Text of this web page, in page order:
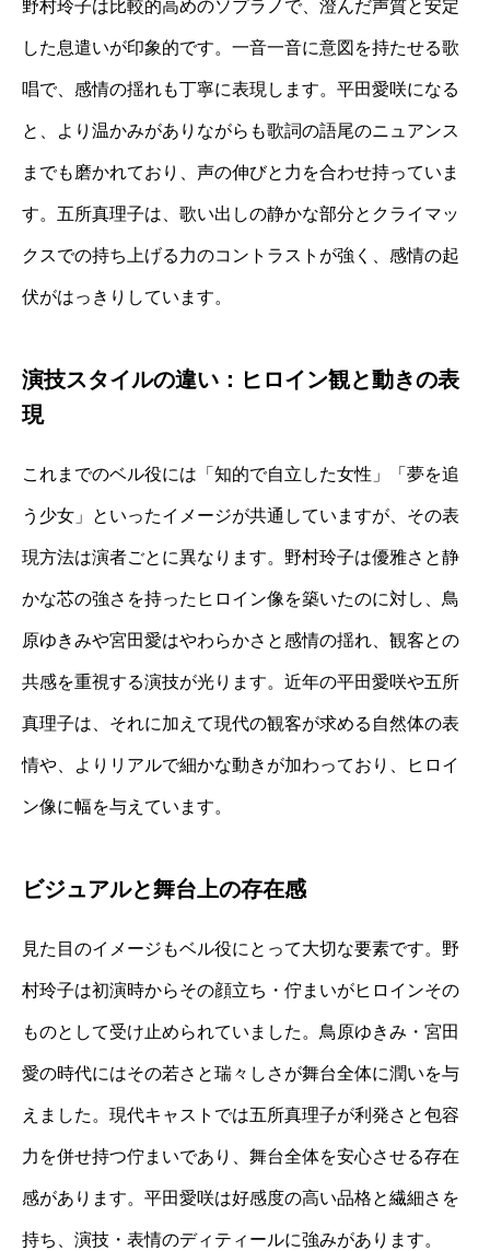
野村玲子は比較的高めのソプラノで、澄んだ声質と安定
した息遣いが印象的です。一音一音に意図を持たせる歌
唱で、感情の揺れも丁寧に表現します。平田愛咲になる
と、より温かみがありながらも歌詞の語尾のニュアンス
までも磨かれており、声の伸びと力を合わせ持っていま
す。五所真理子は、歌い出しの静かな部分とクライマッ
クスでの持ち上げる力のコントラストが強く、感情の起
伏がはっきりしています。
演技スタイルの違い：ヒロイン観と動きの表
現
これまでのベル役には「知的で自立した女性」「夢を追
う少女」といったイメージが共通していますが、その表
現方法は演者ごとに異なります。野村玲子は優雅さと静
かな芯の強さを持ったヒロイン像を築いたのに対し、鳥
原ゆきみや宮田愛はやわらかさと感情の揺れ、観客との
共感を重視する演技が光ります。近年の平田愛咲や五所
真理子は、それに加えて現代の観客が求める自然体の表
情や、よりリアルで細かな動きが加わっており、ヒロイ
ン像に幅を与えています。
ビジュアルと舞台上の存在感
見た目のイメージもベル役にとって大切な要素です。野
村玲子は初演時からその顔立ち・佇まいがヒロインその
ものとして受け止められていました。鳥原ゆきみ・宮田
愛の時代にはその若さと瑞々しさが舞台全体に潤いを与
えました。現代キャストでは五所真理子が利発さと包容
力を併せ持つ佇まいであり、舞台全体を安心させる存在
感があります。平田愛咲は好感度の高い品格と繊細さを
持ち、演技・表情のディティールに強みがあります。